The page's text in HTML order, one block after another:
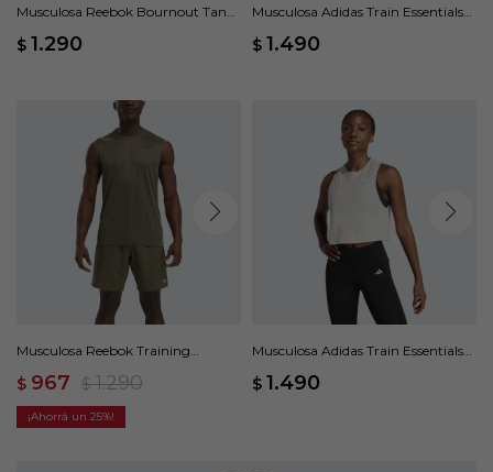
Musculosa Reebok Bournout Tank
$ 1.290
Musculosa Adidas Train Essentials
$ 1.490
Musculosa Reebok Training
$ 967 $ 1.290
25
Musculosa Adidas Train Essentials
$ 1.490